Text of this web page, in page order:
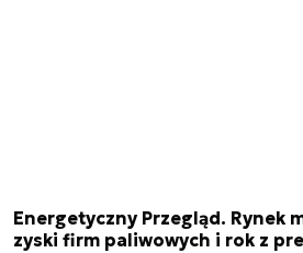
Energetyczny Przegląd. Rynek
zyski firm paliwowych i rok z